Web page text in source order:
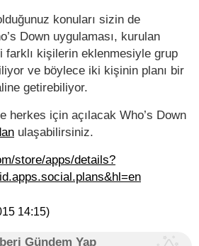
konuları sizin de
Down uygulaması, kurulan
farklı kişilerin eklenmesiyle grup
ve böylece iki kişinin planı bir
getirebiliyor.
herkes için açılacak Who’s Down
ulaşabilirsiniz.
store/apps/details?
14:15)
Gündem Yap